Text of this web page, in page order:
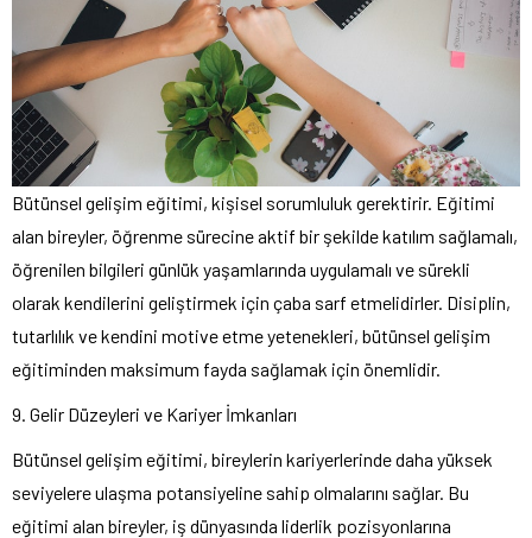
Bütünsel gelişim eğitimi, kişisel sorumluluk gerektirir. Eğitimi
alan bireyler, öğrenme sürecine aktif bir şekilde katılım sağlamalı,
öğrenilen bilgileri günlük yaşamlarında uygulamalı ve sürekli
olarak kendilerini geliştirmek için çaba sarf etmelidirler. Disiplin,
tutarlılık ve kendini motive etme yetenekleri, bütünsel gelişim
eğitiminden maksimum fayda sağlamak için önemlidir.
9. Gelir Düzeyleri ve Kariyer İmkanları
Bütünsel gelişim eğitimi, bireylerin kariyerlerinde daha yüksek
seviyelere ulaşma potansiyeline sahip olmalarını sağlar. Bu
eğitimi alan bireyler, iş dünyasında liderlik pozisyonlarına